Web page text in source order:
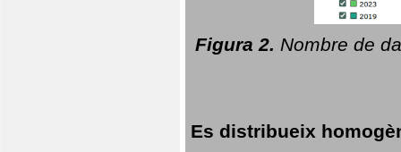
Figura 2. Nombre de
Es distribueix